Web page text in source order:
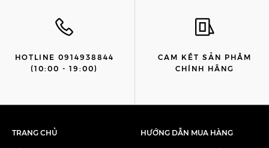
HOTLINE 0914938844
(10:00 - 19:00)
CAM KẾT SẢN PHẨM
CHÍNH HÃNG
TRANG CHỦ HƯỚNG DẪN MUA HÀNG